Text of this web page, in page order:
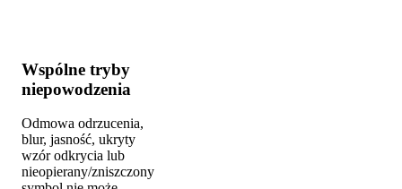
Wspólne tryby
niepowodzenia
Odmowa odrzucenia,
blur, jasność, ukryty
wzór odkrycia lub
nieopierany/zniszczony